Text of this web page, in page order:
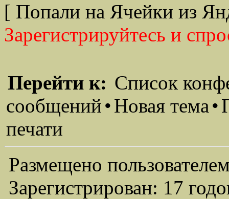
[ Попали на Ячейки из
Зарегистрируйтесь и
Перейти к: Список
сообщений•Новая тема•
печати
Размещено
Зарегистрирован: 17